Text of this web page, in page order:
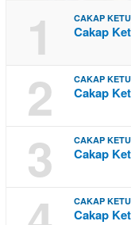
1 CAKAP
Cakap
2 CAKAP
Cakap
3 CAKAP
Cakap
CAKAP
Cakap